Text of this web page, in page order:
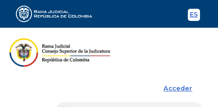
ES
Acceder